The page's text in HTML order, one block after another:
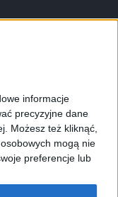
informacje
precyzyjne dane
Możesz też kliknąć,
mogą nie
preferencje lub